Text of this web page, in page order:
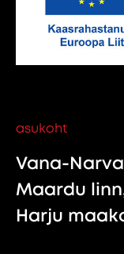
asukoht
Vana-
Maardu linn,
Harju